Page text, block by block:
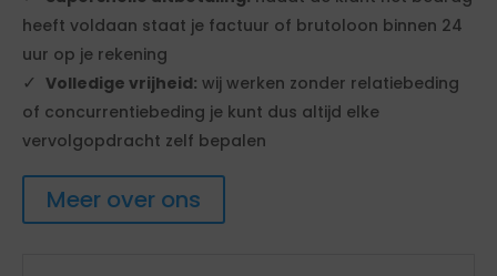
heeft voldaan staat je factuur of brutoloon binnen 24
uur op je rekening
Volledige vrijheid: wij werken zonder relatiebeding
of concurrentiebeding je kunt dus altijd elke
vervolgopdracht zelf bepalen
Meer over ons